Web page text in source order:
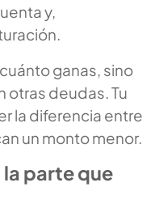
y,
ganas, sino
otras deudas. Tu
la diferencia entre
un monto menor.
parte que